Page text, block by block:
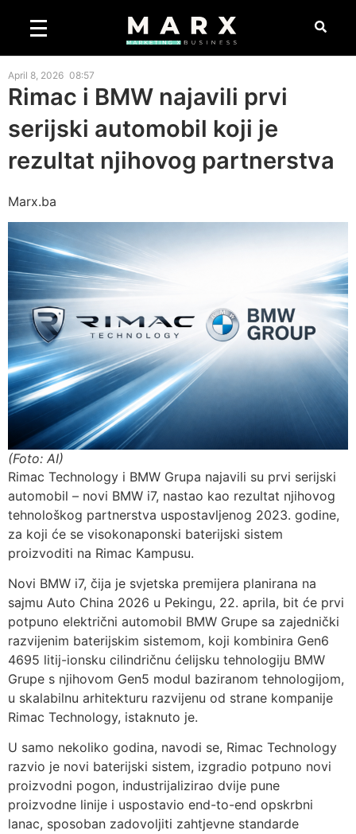
April 8, 2026 08:57
Rimac i BMW najavili prvi
serijski automobil koji je
rezultat njihovog partnerstva
Marx.ba
(Foto: AI)
Rimac Technology i BMW Grupa najavili su prvi serijski
automobil – novi BMW i7, nastao kao rezultat njihovog
tehnološkog partnerstva uspostavljenog 2023. godine,
za koji će se visokonaponski baterijski sistem
proizvoditi na Rimac Kampusu.
Novi BMW i7, čija je svjetska premijera planirana na
sajmu Auto China 2026 u Pekingu, 22. aprila, bit će prvi
potpuno električni automobil BMW Grupe sa zajednički
razvijenim baterijskim sistemom, koji kombinira Gen6
4695 litij-ionsku cilindričnu ćelijsku tehnologiju BMW
Grupe s njihovom Gen5 modul baziranom tehnologijom,
u skalabilnu arhitekturu razvijenu od strane kompanije
Rimac Technology, istaknuto je.
U samo nekoliko godina, navodi se, Rimac Technology
razvio je novi baterijski sistem, izgradio potpuno novi
proizvodni pogon, industrijalizirao dvije pune
proizvodne linije i uspostavio end-to-end opskrbni
lanac, sposoban zadovoljiti zahtjevne standarde